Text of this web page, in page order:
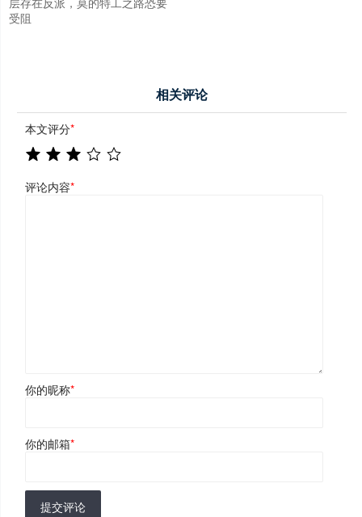
受阻
相关评论
本文评分*
评论内容*
你的昵称*
你的邮箱*
提交评论